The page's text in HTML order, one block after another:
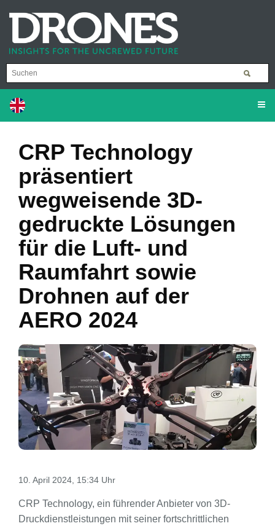
CRP Technology
präsentiert
wegweisende 3D-
gedruckte Lösungen
für die Luft- und
Raumfahrt sowie
Drohnen auf der
AERO 2024
10. April 2024, 15:34 Uhr
CRP Technology, ein führender Anbieter von 3D-
Druckdienstleistungen mit seiner fortschrittlichen